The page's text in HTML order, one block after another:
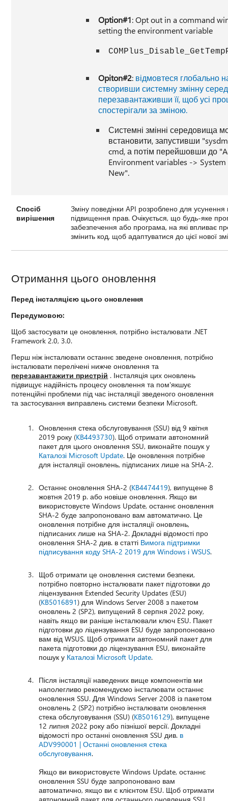
Option#1: Opt out in a command
setting the environment variable
Opiton#2: відмовтеся глобально
створивши системну змінну
перезавантаживши її, щоб усі
спостерігали за зміною.
Системні змінні середовища
встановити, запустивши
cmd, а потім перейшовши до
Environment variables ->
New".
Спосіб
вирішення
Зміну поведінки API розроблено для усунення
підвищення прав. Очікується, що будь-яке
забезпечення або програма, на які впливає
змінить код, щоб адаптуватися до цієї нової
Отримання цього оновлення
Перед інсталяцією цього оновлення
Передумовою:
Щоб застосувати це оновлення, потрібно інсталювати .NET
Framework 2.0, 3.0.
Перш ніж інсталювати останнє зведене оновлення, потрібно
інсталювати перелічені нижче оновлення та
перезавантажити пристрій . Інсталяція цих оновлень
підвищує надійність процесу оновлення та пом'якшує
потенційні проблеми під час інсталяції зведеного оновлення
та застосування виправлень системи безпеки Microsoft.
Оновлення стека обслуговування (SSU) від 9 квітня
2019 року (KB4493730). Щоб отримати автономний
пакет для цього оновлення SSU, виконайте пошук у
Каталозі Microsoft Update. Це оновлення потрібне
для інсталяції оновлень, підписаних лише на SHA-2.
Останнє оновлення SHA-2 (KB4474419), випущене 8
жовтня 2019 р. або новіше оновлення. Якщо ви
використовуєте Windows Update, останнє оновлення
SHA-2 буде запропоновано вам автоматично. Це
оновлення потрібне для інсталяції оновлень,
підписаних лише на SHA-2. Докладні відомості про
оновлення SHA-2 див. в статті Вимога підтримки
підписування коду SHA-2 2019 для Windows і WSUS.
Щоб отримати це оновлення системи безпеки,
потрібно повторно інсталювати пакет підготовки до
ліцензування Extended Security Updates (ESU)
(KB5016891) для Windows Server 2008 з пакетом
оновлень 2 (SP2), випущений 8 серпня 2022 року,
навіть якщо ви раніше інсталювали ключ ESU. Пакет
підготовки до ліцензування ESU буде запропоновано
вам від WSUS. Щоб отримати автономний пакет для
пакета підготовки до ліцензування ESU, виконайте
пошук у Каталозі Microsoft Update.
Після інсталяції наведених вище компонентів ми
наполегливо рекомендуємо інсталювати останнє
оновлення SSU. Для Windows Server 2008 із пакетом
оновлень 2 (SP2) потрібно інсталювати оновлення
стека обслуговування (SSU) (KB5016129), випущене
12 липня 2022 року або пізнішої версії. Докладні
відомості про останні оновлення SSU див. в
ADV990001 | Останні оновлення стека
обслуговування.
Якщо ви використовуєте Windows Update, останнє
оновлення SSU буде запропоновано вам
автоматично, якщо ви є клієнтом ESU. Щоб отримати